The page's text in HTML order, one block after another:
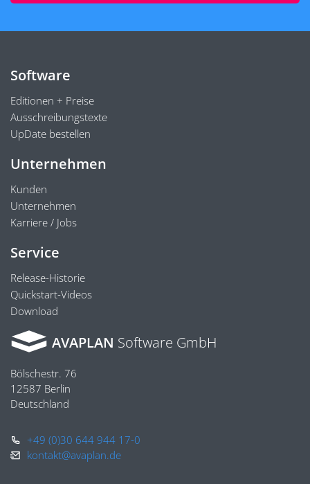
Software
Editionen + Preise
Ausschreibungstexte
UpDate bestellen
Unternehmen
Kunden
Unternehmen
Karriere / Jobs
Service
Release-Historie
Quickstart-Videos
Download
AVAPLAN Software GmbH
Bölschestr. 76
12587 Berlin
Deutschland
+49 (0)30 644 944 17-0
kontakt@avaplan.de